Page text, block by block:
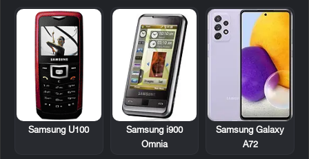
Samsung Galaxy
A72
Samsung i900
Omnia
Samsung U100